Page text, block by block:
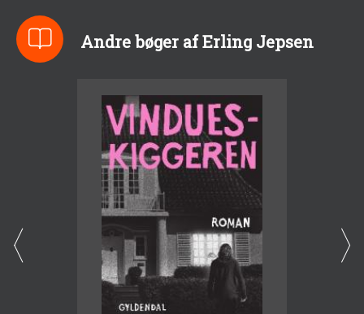
Andre bøger af Erling Jepsen